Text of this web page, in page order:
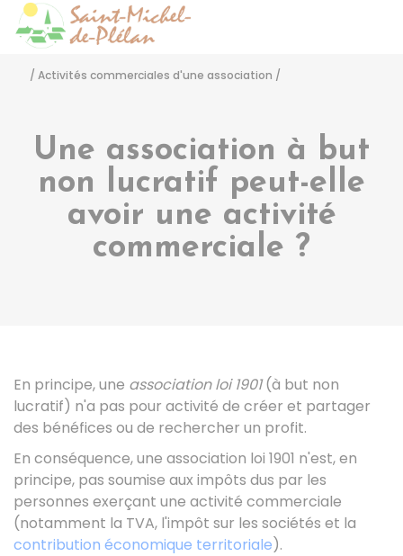
/ Activités commerciales d'une association /
Une association à but
non lucratif peut-elle
avoir une activité
commerciale ?
En principe, une association loi 1901(à but non
lucratif) n'a pas pour activité de créer et partager
des bénéfices ou de rechercher un profit.
En conséquence, une association loi 1901 n'est, en
principe, pas soumise aux impôts dus par les
personnes exerçant une activité commerciale
(notamment la TVA, l'impôt sur les sociétés et la
contribution économique territoriale).